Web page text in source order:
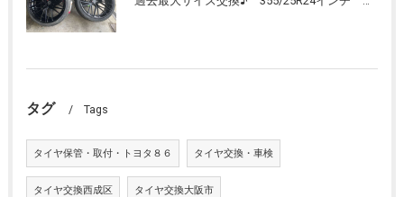
タグ Tags
タイヤ保管・取付・トヨタ８６ タイヤ交換・車検
タイヤ交換西成区 タイヤ交換大阪市